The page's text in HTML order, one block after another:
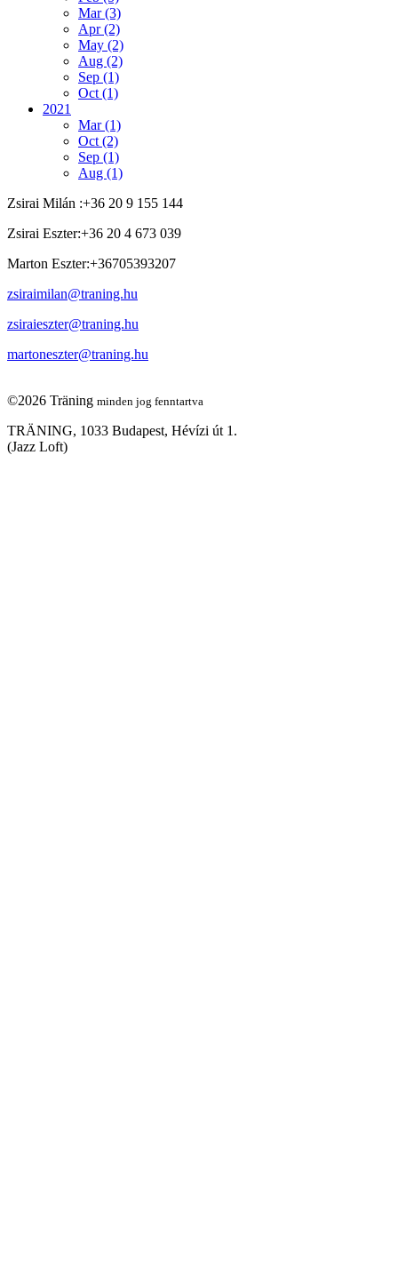
Mar (3)
Apr (2)
May (2)
Aug (2)
Sep (1)
Oct (1)
2021
Mar (1)
Oct (2)
Sep (1)
Aug (1)
Zsirai Milán :+36 20 9 155 144
Zsirai Eszter:+36 20 4 673 039
Marton Eszter:+36705393207
zsiraimilan@traning.hu
zsiraieszter@traning.hu
martoneszter@traning.hu
©2026 Träning minden jog fenntartva
TRÄNING, 1033 Budapest, Hévízi út 1.
(Jazz Loft)